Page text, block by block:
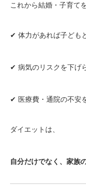
これから結婚・子育て
✔ 体力があれば子ども
✔ 病気のリスクを下げ
✔ 医療費・通院の不安
ダイエットは、
自分だけでなく、家族